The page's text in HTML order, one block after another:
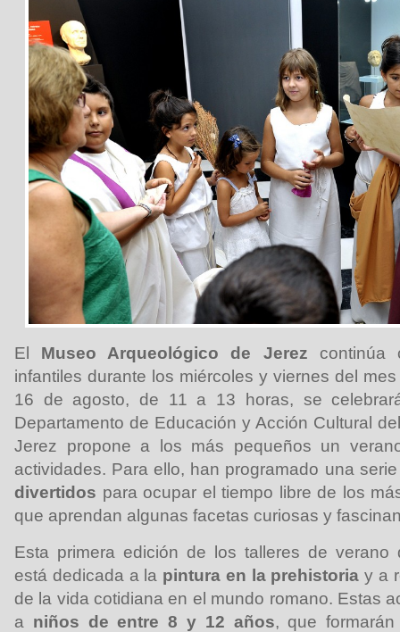
El Museo Arqueológico de Jerez continúa
infantiles durante los miércoles y viernes del
16 de agosto, de 11 a 13 horas, se
Departamento de Educación y Acción Cultural
Jerez propone a los más pequeños un
actividades. Para ello, han programado una
divertidos para ocupar el tiempo libre de los
que aprendan algunas facetas curiosas y
Esta primera edición de los talleres de verano
está dedicada a la pintura en la prehistoria y a
de la vida cotidiana en el mundo romano. Estas
a niños de entre 8 y 12 años, que